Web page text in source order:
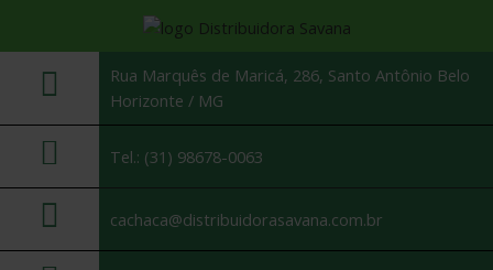
Rua Marquês de Maricá, 286, Santo Antônio Belo
Horizonte / MG
Tel.: (31) 98678-0063
cachaca@distribuidorasavana.com.br